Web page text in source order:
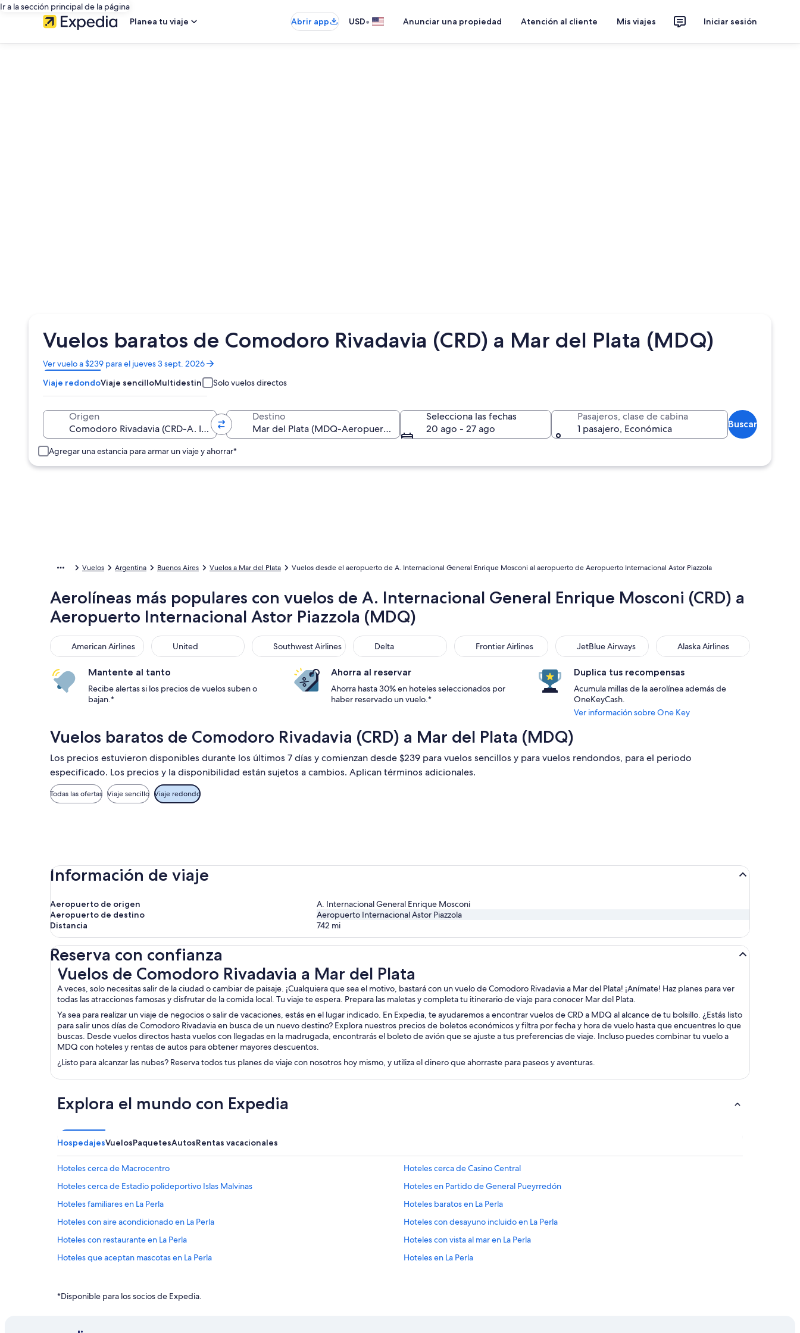
Ir a la sección principal de la página
Planea tu viaje
Abrir app USD• Anunciar una propiedad Atención al cliente Mis viajes Iniciar sesión
Vuelos baratos de Comodoro Rivadavia (CRD) a Mar del Plata (MDQ)
Ver vuelo a $239 para el jueves 3 sept. 2026
Se
abrirá
en
una
ventana
Viaje redondoViaje sencilloMultidestino Solo vuelos directos
Origen Destino
Selecciona las fechas
20 ago - 27 ago
Pasajeros, clase de cabina
1 pasajero, Económica
Buscar
Agregar una estancia para armar un viaje y ahorrar*
Vuelos Argentina Buenos Aires Vuelos a Mar del Plata Vuelos desde el aeropuerto de A. Internacional General Enrique Mosconi al aeropuerto de Aeropuerto Internacional Astor Piazzola
Aerolíneas más populares con vuelos de A. Internacional General Enrique Mosconi (CRD) a
Aeropuerto Internacional Astor Piazzola (MDQ)
American Airlines
American Airlines United
United Southwest Airlines
Southwest Airlines Delta
Delta Frontier Airlines
Frontier Airlines JetBlue Airways
JetBlue Airways Alaska Airlines
Alaska Airlines
Mantente al tanto
Recibe alertas si los precios de vuelos suben o
bajan.*
Ahorra al reservar
Ahorra hasta 30% en hoteles seleccionados por
haber reservado un vuelo.*
Duplica tus recompensas
Acumula millas de la aerolínea además de
OneKeyCash.
Ver información sobre One Key
Vuelos baratos de Comodoro Rivadavia (CRD) a Mar del Plata (MDQ)
Los precios estuvieron disponibles durante los últimos 7 días y comienzan desde $239 para vuelos sencillos y para vuelos rendondos, para el periodo
especificado. Los precios y la disponibilidad están sujetos a cambios. Aplican términos adicionales.
Todas las ofertas Viaje sencillo Viaje redondo
Información de viaje
Aeropuerto de origen
A. Internacional General Enrique Mosconi
Aeropuerto de destino
Aeropuerto Internacional Astor Piazzola
Distancia
742 mi
Reserva con confianza
Vuelos de Comodoro Rivadavia a Mar del Plata
A veces, solo necesitas salir de la ciudad o cambiar de paisaje. ¡Cualquiera que sea el motivo, bastará con un vuelo de Comodoro Rivadavia a Mar del Plata! ¡Anímate! Haz planes para ver
todas las atracciones famosas y disfrutar de la comida local. Tu viaje te espera. Prepara las maletas y completa tu itinerario de viaje para conocer Mar del Plata.
Ya sea para realizar un viaje de negocios o salir de vacaciones, estás en el lugar indicado. En Expedia, te ayudaremos a encontrar vuelos de CRD a MDQ al alcance de tu bolsillo. ¿Estás listo
para salir unos días de Comodoro Rivadavia en busca de un nuevo destino? Explora nuestros precios de boletos económicos y filtra por fecha y hora de vuelo hasta que encuentres lo que
buscas. Desde vuelos directos hasta vuelos con llegadas en la madrugada, encontrarás el boleto de avión que se ajuste a tus preferencias de viaje. Incluso puedes combinar tu vuelo a
MDQ con hoteles y rentas de autos para obtener mayores descuentos.
¿Listo para alcanzar las nubes? Reserva todos tus planes de viaje con nosotros hoy mismo, y utiliza el dinero que ahorraste para paseos y aventuras.
Vuelos de Comodoro Rivadavia a Mar del Plata
Explora el mundo con Expedia
HospedajesVuelosPaquetesAutosRentas vacacionales
Hoteles cerca de Macrocentro
Hoteles cerca de Casino Central
Hoteles cerca de Estadio polideportivo Islas Malvinas
Hoteles en Partido de General Pueyrredón
Hoteles familiares en La Perla
Hoteles baratos en La Perla
Hoteles con aire acondicionado en La Perla
Hoteles con desayuno incluido en La Perla
Hoteles con restaurante en La Perla
Hoteles con vista al mar en La Perla
Hoteles que aceptan mascotas en La Perla
Hoteles en La Perla
Apart-Hoteles en Mar del Plata
Apartamentos en Mar del Plata
*Disponible para los socios de Expedia.